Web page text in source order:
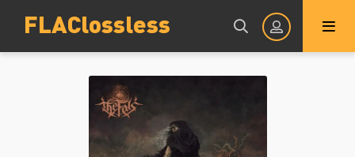
FLAClossless